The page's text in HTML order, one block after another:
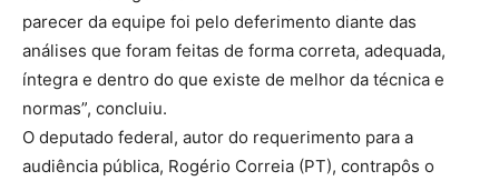
parecer da equipe foi pelo deferimento diante das
análises que foram feitas de forma correta, adequada,
íntegra e dentro do que existe de melhor da técnica e
normas”, concluiu.
O deputado federal, autor do requerimento para a
audiência pública, Rogério Correia (PT), contrapôs o